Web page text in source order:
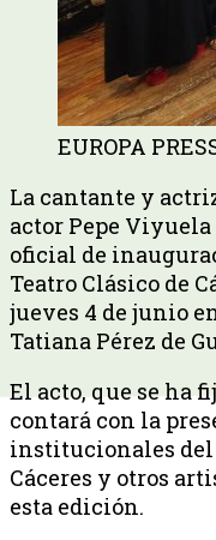
EUROPA
La cantante y
actor Pepe
oficial de
Teatro Clásico de
jueves 4 de junio
Tatiana Pérez de
El acto, que se ha
contará con la
institucionales del
Cáceres y otros
esta edición.